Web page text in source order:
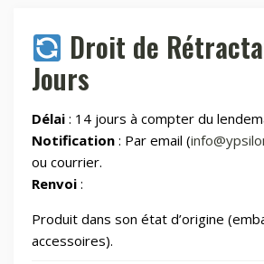
Montres & Rings
Outillage
Droit de
Jours
Délai : 14 jours à compter du
Notification : Par email (
ou courrier.
Renvoi :
Produit dans son état d’origine
accessoires).